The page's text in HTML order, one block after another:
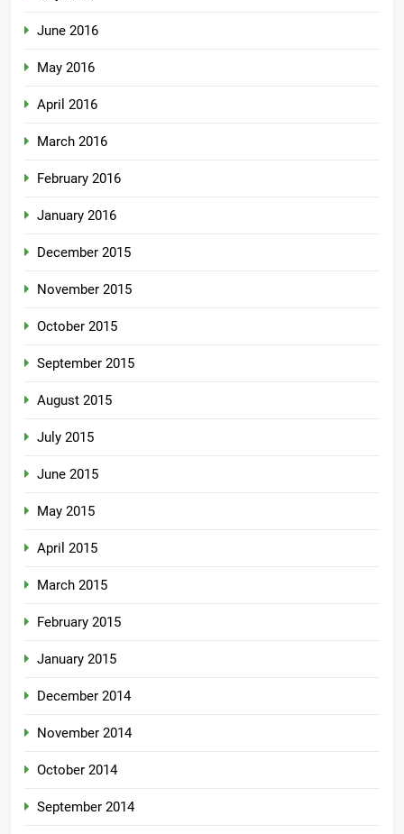
June 2016
May 2016
April 2016
March 2016
February 2016
January 2016
December 2015
November 2015
October 2015
September 2015
August 2015
July 2015
June 2015
May 2015
April 2015
March 2015
February 2015
January 2015
December 2014
November 2014
October 2014
September 2014